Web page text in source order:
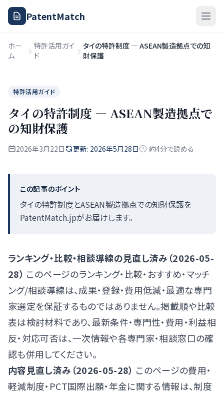
PatentMatch
ホー
ム
特許活用ガイ
ド
タイの特許制度 — ASEAN製造拠点での知
財保護
特許活用ガイド
タイの特許制度 — ASEAN製造拠点で
の知財保護
2026年3月22日 更新: 2026年5月28日 約4分で読める
この記事のポイント
タイの特許制度とASEAN製造拠点での知財保護を
PatentMatch.jpがお届けします。
ランキング・比較・相談導線の見直し済み（2026-05-
28） このページのランキング・比較・おすすめ・マッチ
ング/相談導線は、成果・登録・費用低減・最適な専門
家選定を保証するものではありません。掲載順や比較
表は検討材料であり、最新条件・専門性・費用・利益相
反・対応可否は、一次情報や各専門家・相談窓口の確
認も併用してください。
内容見直し済み（2026-05-28） このページの費用・
軽減制度・PCT国際出願・年金に関する情報は、制度